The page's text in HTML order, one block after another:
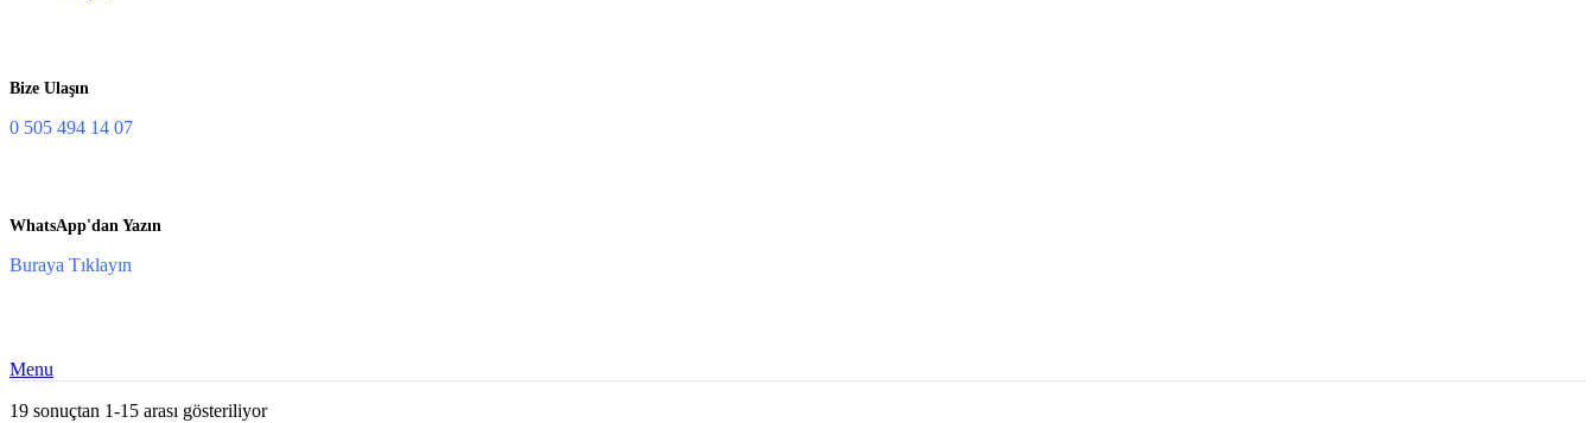
Bize Ulaşın
0 505 494 14 07
WhatsApp'dan Yazın
Buraya Tıklayın
Menu
19 sonuçtan 1-15 arası gösteriliyor